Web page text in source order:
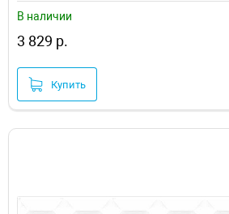
В наличии
3 829 р.
Купить